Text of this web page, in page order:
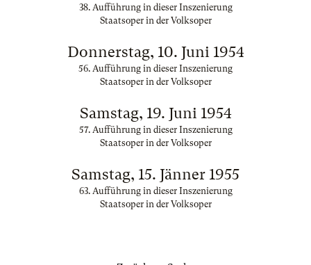
38. Aufführung in dieser Inszenierung
Staatsoper in der Volksoper
Donnerstag, 10. Juni 1954
56. Aufführung in dieser Inszenierung
Staatsoper in der Volksoper
Samstag, 19. Juni 1954
57. Aufführung in dieser Inszenierung
Staatsoper in der Volksoper
Samstag, 15. Jänner 1955
63. Aufführung in dieser Inszenierung
Staatsoper in der Volksoper